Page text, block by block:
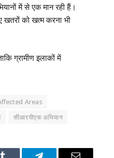
में से एक मान रही हैं।
खतरों को खत्म करना भी
ग्रामीण इलाकों में
Areas
सीआरपीएफ अभियान